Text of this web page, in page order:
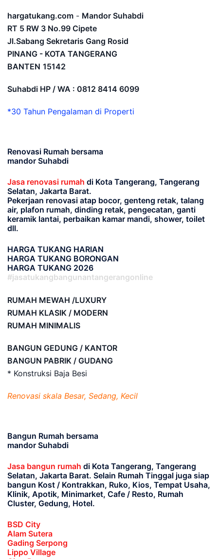
hargatukang.com - Mandor Suhabdi
RT 5 RW 3 No.99 Cipete
Jl.Sabang Sekretaris Gang Rosid
PINANG - KOTA TANGERANG
BANTEN 15142
Suhabdi HP / WA : 0812 8414 6099
*30 Tahun Pengalaman di Properti
Renovasi Rumah bersama
mandor Suhabdi
Jasa renovasi rumah di Kota Tangerang, Tangerang
Selatan, Jakarta Barat.
Pekerjaan renovasi atap bocor, genteng retak, talang
air, plafon rumah, dinding retak, pengecatan, ganti
keramik lantai, perbaikan kamar mandi, shower, toilet
dll.
HARGA TUKANG HARIAN
HARGA TUKANG BORONGAN
HARGA TUKANG 2026
#jasatukangbangunantangerangonline
RUMAH MEWAH /LUXURY
RUMAH KLASIK / MODERN
RUMAH MINIMALIS
BANGUN GEDUNG / KANTOR
BANGUN PABRIK / GUDANG
* Konstruksi Baja Besi
Renovasi skala Besar, Sedang, Kecil
Bangun Rumah bersama
mandor Suhabdi
Jasa bangun rumah di Kota Tangerang, Tangerang
Selatan, Jakarta Barat. Selain Rumah Tinggal juga siap
bangun Kost / Kontrakkan, Ruko, Kios, Tempat Usaha,
Klinik, Apotik, Minimarket, Cafe / Resto, Rumah
Cluster, Gedung, Hotel.
BSD City
Alam Sutera
Gading Serpong
Lippo Village